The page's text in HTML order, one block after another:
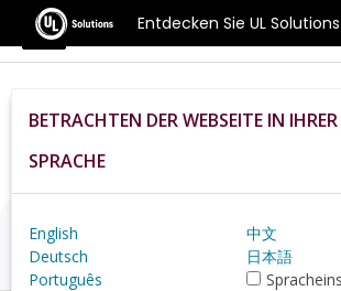
Entdecken Sie UL Solutions
Benchmarks
Home De Hardware
Phone
Tecno+Pova+5G+review
Tecno Pova 5G
BETRACHTEN DER WEBSEITE IN
SPRACHE
English
中文
Deutsch
日本語
Português